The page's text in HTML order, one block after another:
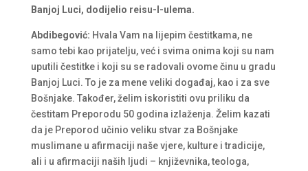
Banjoj Luci, dodijelio reisu-l-ulema.
Abdibegović: Hvala Vam na lijepim čestitkama, ne
samo tebi kao prijatelju, već i svima onima koji su nam
uputili čestitke i koji su se radovali ovome činu u gradu
Banjoj Luci. To je za mene veliki događaj, kao i za sve
Bošnjake. Također, želim iskoristiti ovu priliku da
čestitam Preporodu 50 godina izlaženja. Želim kazati
da je Preporod učinio veliku stvar za Bošnjake
muslimane u afirmaciji naše vjere, kulture i tradicije,
ali i u afirmaciji naših ljudi – književnika, teologa,